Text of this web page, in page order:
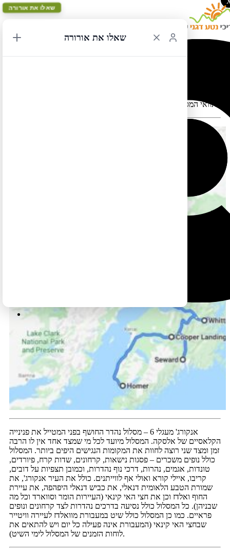
תוואי המסלול במפה עלול להתעוות כאשר יש במקום כבישים סגורים
אנקורג' מעגלי 6 – מסלול נהדר החושף בפני המטייל את פנינייה
הקלאסיים של אלסקה. המסלול מיועד לכל מי שמצד אחד אין לו הרבה
זמן ומצד שני רוצה לחוות את המקומות הנגישים היפים ביותר. המסלול
כולל נופים משכרים – פסגות נישאות, קרחונים, שדות קרח, פיורדים,
טונדות, אגמים, נהרות, דרכי נוף נהדרות, וכמובן תצפיות על דובים,
קריבו, איילי קורא ואולי אף לווייתנים. כולל את העיר אנקורג', את
שמורת הטבע הלאומית דנאלי, את כביש דנאלי היפהפה, את עיירת
החוף ואלדז וכן את חצי האי קינאי (העיירות הומר וסווארד וכל מה
שבניהן). כל המסלול כולל נסיעה בדרכים נהדרות לצד קרחונים ונופים
פראיים. כמו כן המסלול כולל שיט במעבורת מוואלדז לעיירה וויטייר
שבחצי האי קינאי (המעבורת אינה פעילה כל יום ויש להתאים את
לוחות הזמנים של המסלול לימי השיט).
שאלו את אורורה
שאלו את אורורה